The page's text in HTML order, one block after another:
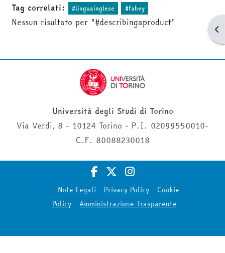
Tag correlati: #linguainglese #fahey
Nessun risultato per "#describingaproduct"
Università degli Studi di Torino
Via Verdi, 8 - 10124 Torino - P.I. 02099550010-
C.F. 80088230018
Note Legali Privacy Policy
Cookie
Policy
Amministrazione Trasparente